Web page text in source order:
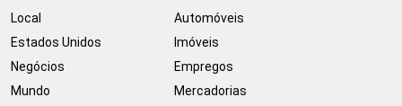
Local
Estados Unidos
Negócios
Mundo
Automóveis
Imóveis
Empregos
Mercadorias